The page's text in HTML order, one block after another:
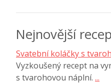
Nejnovější
Svatební koláčky s
Vyzkoušený recept na
s tvarohovou náplní. ...